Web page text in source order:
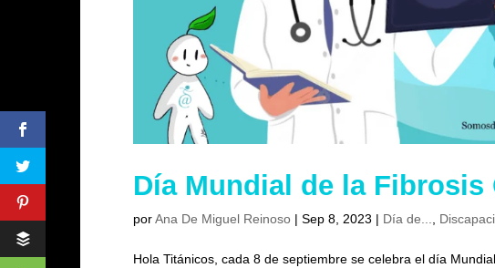
Día Mundial de la Fibrosis
porAna De Miguel Reinoso |Sep 8, 2023 | Día de...,
Hola Titánicos, cada 8 de septiembre se celebra el día